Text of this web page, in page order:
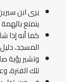
يرى ابن
يتمتع
كما أنه إذا
المسجد،
وتشير رؤية
تلك الفترة،